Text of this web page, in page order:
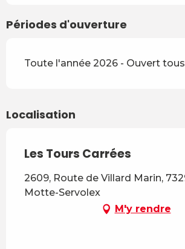
Périodes d'ouverture
Toute l'année 2026 - Ouvert
Localisation
Les Tours Carrées
2609, Route de Villard Marin,
Motte-Servolex
M'y rendre